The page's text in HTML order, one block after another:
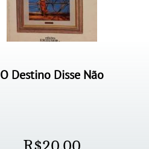
O Destino Disse Não